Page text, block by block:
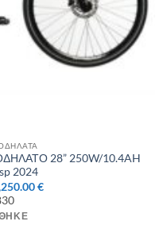
28” 250W/10.4AH
2024
€.
€Η